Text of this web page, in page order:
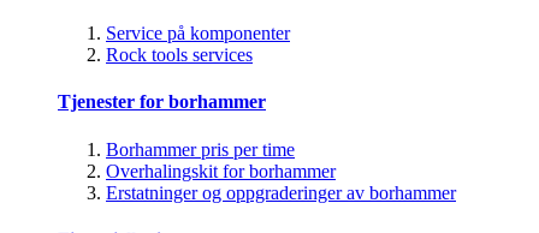
Service på komponenter
Rock tools services
Tjenester for borhammer
Borhammer pris per time
Overhalingskit for borhammer
Erstatninger og oppgraderinger av borhammer